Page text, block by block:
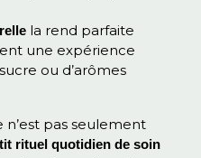
la rend parfaite
une expérience
ou d’arômes
pas seulement
rituel quotidien de soin